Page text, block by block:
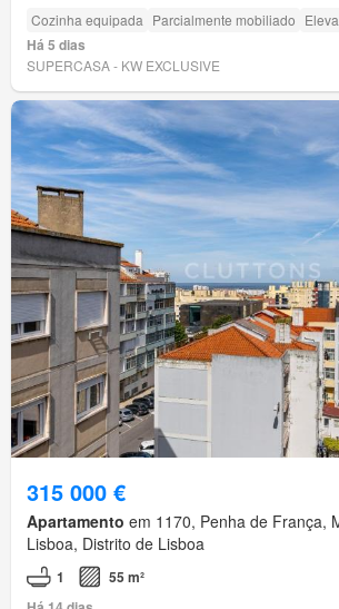
Cozinha equipada Parcialmente mobiliado
Há 5 dias
SUPERCASA - KW EXCLUSIVE
315 000 €
Apartamento em 1170, Penha de França,
Lisboa, Distrito de Lisboa
1
55 m²